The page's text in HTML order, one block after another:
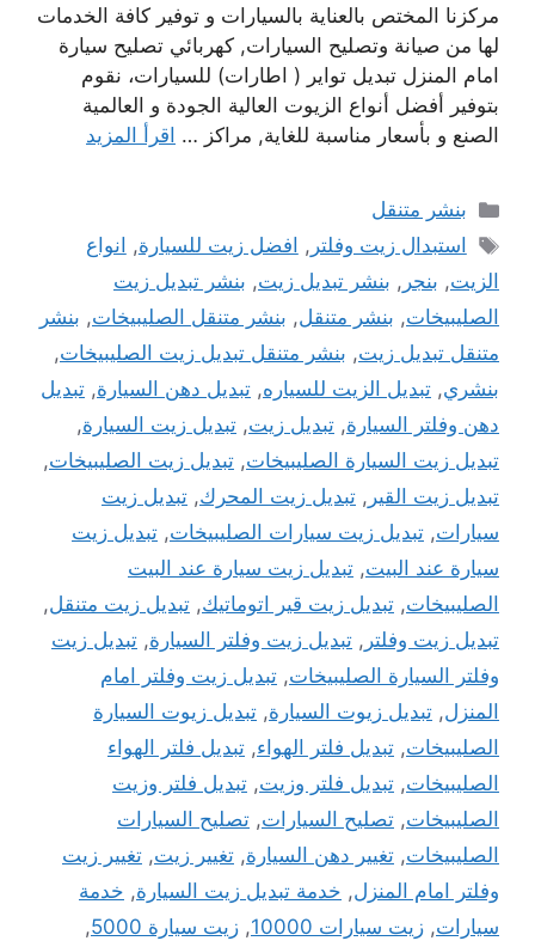
مركزنا المختص بالعناية بالسيارات و توفير كافة الخدمات
لها من صيانة وتصليح السيارات, كهربائي تصليح سيارة
امام المنزل تبديل تواير ( اطارات) للسيارات، نقوم
بتوفير أفضل أنواع الزيوت العالية الجودة و العالمية
الصنع و بأسعار مناسبة للغاية, مراكز … اقرأ المزيد
التصنيفات
بنشر متنقل
الوسوم
استبدال زيت وفلتر , افضل زيت للسيارة, انواع
الزيت, بنجر , بنشر تبديل زيت, بنشر تبديل زيت
الصليبيخات, بنشر متنقل, بنشر متنقل الصليبيخات, بنشر
متنقل تبديل زيت, بنشر متنقل تبديل زيت الصليبيخات,
بنشري, تبديل الزيت للسياره, تبديل دهن السيارة, تبديل
دهن وفلتر السيارة, تبديل زيت, تبديل زيت السيارة,
تبديل زيت السيارة الصليبيخات, تبديل زيت الصليبيخات,
تبديل زيت القير , تبديل زيت المحرك, تبديل زيت
سيارات, تبديل زيت سيارات الصليبيخات, تبديل زيت
سيارة عند البيت, تبديل زيت سيارة عند البيت
الصليبيخات, تبديل زيت قير اتوماتيك, تبديل زيت متنقل,
تبديل زيت وفلتر , تبديل زيت وفلتر السيارة, تبديل زيت
وفلتر السيارة الصليبيخات, تبديل زيت وفلتر امام
المنزل, تبديل زيوت السيارة, تبديل زيوت السيارة
الصليبيخات, تبديل فلتر الهواء, تبديل فلتر الهواء
الصليبيخات, تبديل فلتر وزيت, تبديل فلتر وزيت
الصليبيخات, تصليح السيارات, تصليح السيارات
الصليبيخات, تغيير دهن السيارة, تغيير زيت, تغيير زيت
وفلتر امام المنزل, خدمة تبديل زيت السيارة, خدمة
سيارات, زيت سيارات 10000 , زيت سيارة 5000 ,